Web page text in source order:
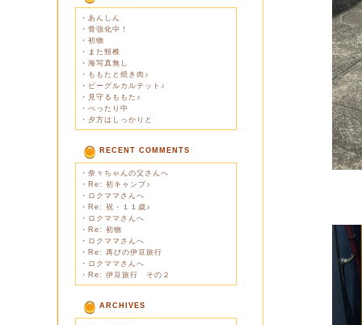
・ あんしん
・ 骨強化中！
・ 初物
・ また頸椎
・ 海写真無し
・ ももたと焼き肉♪
・ ビーグルカルテット♪
・ 見守るももた♪
・ べったり中
・ 夕方はしっかりと
RECENT COMMENTS
・ 奈々ちゃんの父さんへ
・ Re: 初キャンプ♪
・ ロクママさんへ
・ Re: 祝・１１歳♪
・ ロクママさんへ
・ Re: 初物
・ ロクママさんへ
・ Re: 再びの伊豆旅行
・ ロクママさんへ
・ Re: 伊豆旅行 その２
ARCHIVES